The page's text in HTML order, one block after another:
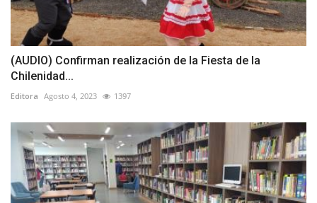
(AUDIO) Confirman realización de la Fiesta de la
Chilenidad...
Editora Agosto 4, 2023 1397